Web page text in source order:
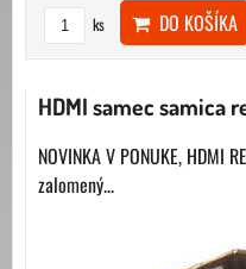
ks DO KOŠÍKA
HDMI samec samica
NOVINKA V PONUKE, HDMI
zalomený...